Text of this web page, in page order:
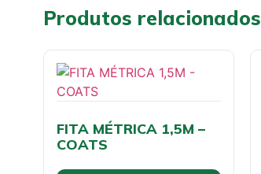
Produtos relacionados
FITA MÉTRICA 1,5M –
COATS